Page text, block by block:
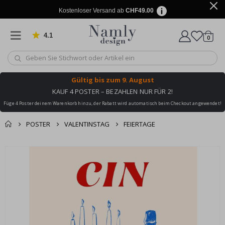
Kostenloser Versand ab CHF49.00
4.1 von 1029 Bewertungen
Wagen
0
Gültig bis zum 9. August
KAUF 4 POSTER – BEZAHLEN NUR FÜR 2!
Füge 4 Poster deinem Warenkorb hinzu, der Rabatt wird automatisch beim Checkout angewendet!
POSTER VALENTINSTAG FEIERTAGE